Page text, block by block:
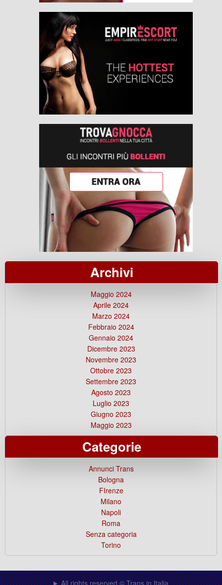
Archivi
Maggio 2024
Aprile 2024
Marzo 2024
Febbraio 2024
Gennaio 2024
Dicembre 2023
Novembre 2023
Ottobre 2023
Settembre 2023
Agosto 2023
Luglio 2023
Giugno 2023
Maggio 2023
Categorie
Annunci Trans
Bologna
FIrenze
Milano
Napoli
Roma
Senza categoria
Torino